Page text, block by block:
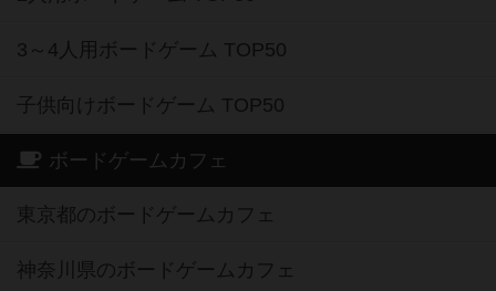
3～4人用ボードゲーム TOP50
子供向けボードゲーム TOP50
ボードゲームカフェ
東京都のボードゲームカフェ
神奈川県のボードゲームカフェ